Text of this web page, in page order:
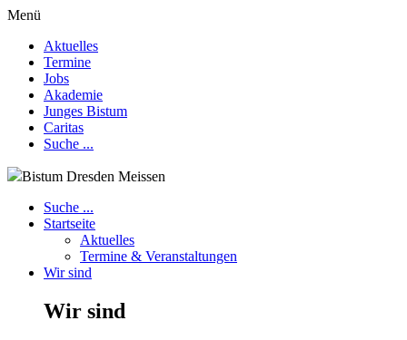
Menü
Aktuelles
Termine
Jobs
Akademie
Junges Bistum
Caritas
Suche ...
Bistum Dresden Meissen
Suche ...
Startseite
Aktuelles
Termine & Veranstaltungen
Wir sind
Wir sind